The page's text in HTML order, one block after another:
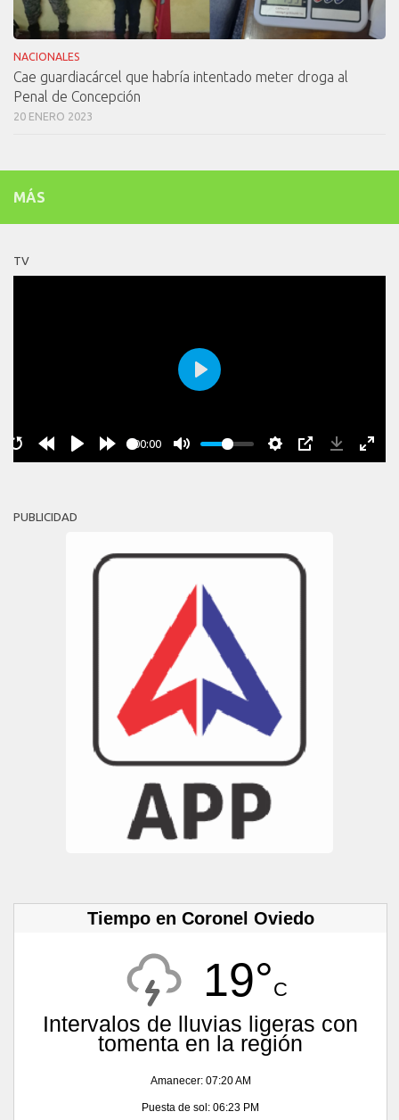
NACIONALES
Cae guardiacárcel que habría intentado meter droga al
Penal de Concepción
20 ENERO 2023
MÁS
TV
00:00
Play
PUBLICIDAD
Tiempo en Coronel Oviedo
19°C
Intervalos de lluvias ligeras con
tomenta en la región
Amanecer: 07:20 AM
Puesta de sol: 06:23 PM